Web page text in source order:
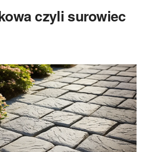
czyli surowiec